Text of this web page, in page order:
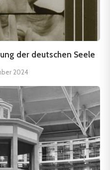
der deutschen Seele
2024